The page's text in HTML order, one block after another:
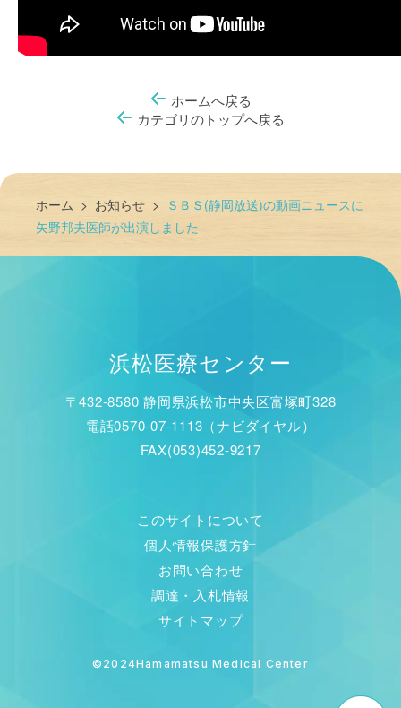
カテゴリのトップへ戻る
ホームへ戻る
ホーム > お知らせ > ＳＢＳ(静岡放送)の動画ニュースに
矢野邦夫医師が出演しました
浜松医療センター
〒432-8580 静岡県浜松市中央区富塚町328
電話0570-07-1113（ナビダイヤル）
FAX(053)452-9217
このサイトについて
個人情報保護方針
お問い合わせ
調達・入札情報
サイトマップ
©2024Hamamatsu Medical Center